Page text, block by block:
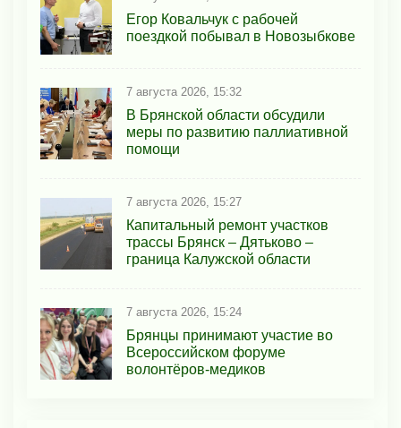
Егор Ковальчук с рабочей
поездкой побывал в Новозыбкове
7 августа 2026, 15:32
В Брянской области обсудили
меры по развитию паллиативной
помощи
7 августа 2026, 15:27
Капитальный ремонт участков
трассы Брянск – Дятьково –
граница Калужской области
7 августа 2026, 15:24
Брянцы принимают участие во
Всероссийском форуме
волонтёров-медиков